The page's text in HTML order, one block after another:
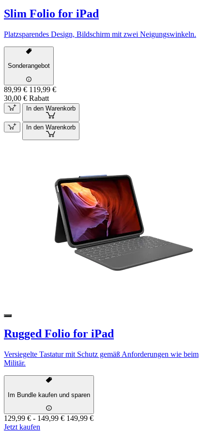
Slim Folio for iPad
Platzsparendes Design, Bildschirm mit zwei Neigungswinkeln.
Sonderangebot
89,99 € 119,99 €
30,00 € Rabatt
In den Warenkorb
In den Warenkorb
Rugged Folio for iPad
Versiegelte Tastatur mit Schutz gemäß Anforderungen wie beim
Militär.
Im Bundle kaufen und sparen
129,99 € - 149,99 € 149,99 €
Jetzt kaufen